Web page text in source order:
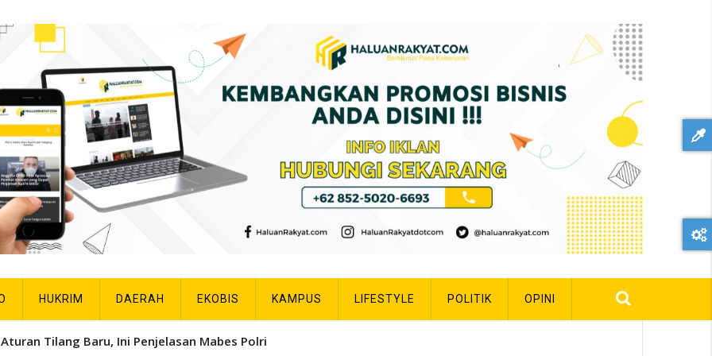
HUKRIM DAERAH EKOBIS KAMPUS LIFESTYLE POLITIK OPINI
Tilang Baru, Ini Penjelasan Mabes Polri